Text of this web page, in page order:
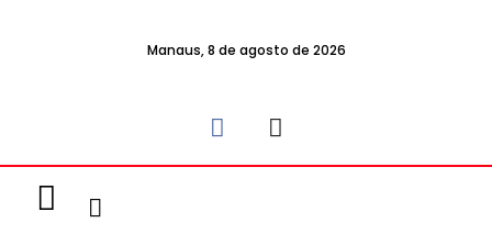
Manaus, 8 de agosto de 2026